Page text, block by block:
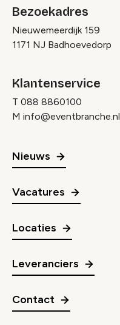
Bezoekadres
Nieuwemeerdijk 159
1171 NJ Badhoevedorp
Klantenservice
T 088 8860100
M info@eventbranche.nl
Nieuws
Vacatures
Locaties
Leveranciers
Contact